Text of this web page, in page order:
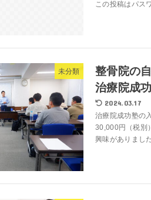
この投稿はパス
未分類
整骨院の
治療院成
2024.03.17
治療院成功塾の
30,000円（税別
興味がありまし